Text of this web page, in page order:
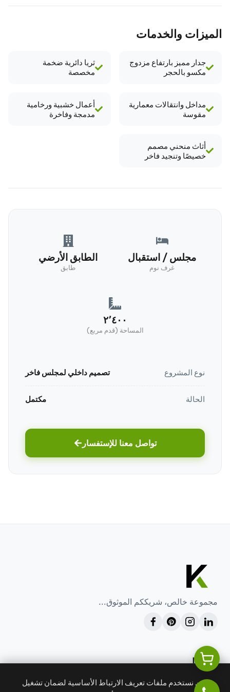
الميزات والخدمات
جدار مميز بارتفاع مزدوج
مكسو بالحجر
ثريا دائرية ضخمة
مخصصة
مداخل وانتقالات معمارية
مقوسة
أعمال خشبية ورخامية
مدمجة وفاخرة
أثاث منحني مصمم
خصيصًا وتنجيد فاخر
مجلس / استقبال
غرف نوم
الطابق الأرضي
طابق
٢٬٤٠٠
المساحة (قدم مربع)
نوع المشروع تصميم داخلي لمجلس فاخر
الحالة مكتمل
تواصل معنا للإستفسار
مجموعة خالص، شريككم الموثوق...
خدماتنا
إدارة المشاريع
الاستشارات الهندسية
نحن نستخدم ملفات تعريف الارتباط الأساسية لضمان تشغيل